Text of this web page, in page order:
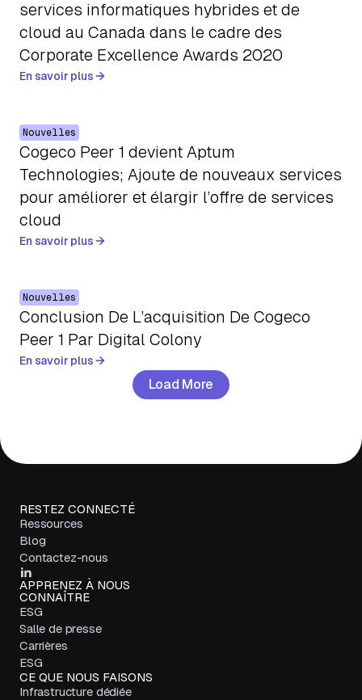
services informatiques hybrides et de
cloud au Canada dans le cadre des
Corporate Excellence Awards 2020
En savoir plus
Nouvelles
Cogeco Peer 1 devient Aptum
Technologies; Ajoute de nouveaux services
pour améliorer et élargir l’offre de services
cloud
En savoir plus
Nouvelles
Conclusion De L’acquisition De Cogeco
Peer 1 Par Digital Colony
En savoir plus
Load More
RESTEZ CONNECTÉ
Ressources
Blog
Contactez-nous
APPRENEZ À NOUS
CONNAÎTRE
ESG
Salle de presse
Carrières
ESG
CE QUE NOUS FAISONS
Infrastructure dédiée